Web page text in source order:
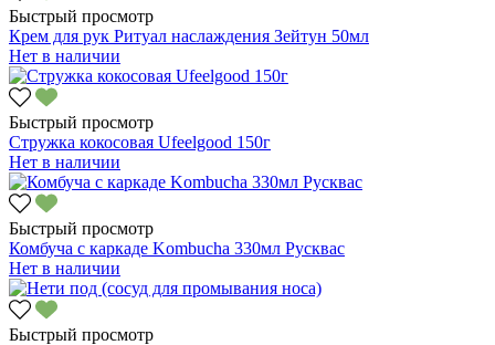
Быстрый просмотр
Крем для рук Ритуал наслаждения Зейтун 50мл
Нет в наличии
Быстрый просмотр
Стружка кокосовая Ufeelgood 150г
Нет в наличии
Быстрый просмотр
Комбуча с каркаде Kombucha 330мл Русквас
Нет в наличии
Быстрый просмотр